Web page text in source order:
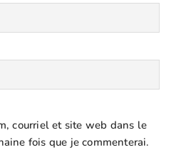
courriel et site web dans le
fois que je commenterai.